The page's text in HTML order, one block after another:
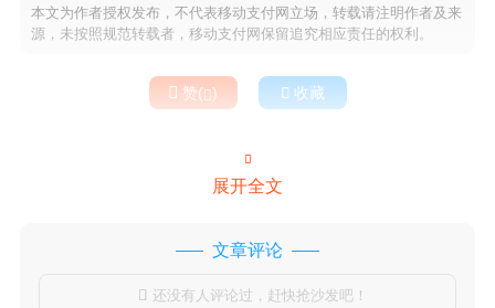
本文为作者授权发布，不代表移动支付网立场，转载请注明作者及来
源，未按照规范转载者，移动支付网保留追究相应责任的权利。
 赞()  收藏

展开全文
文章评论
 还没有人评论过，赶快抢沙发吧！